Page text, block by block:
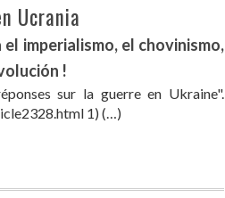
Ucrania
imperialismo, el chovinismo,
!
sur la guerre en Ukraine".
1) (…)